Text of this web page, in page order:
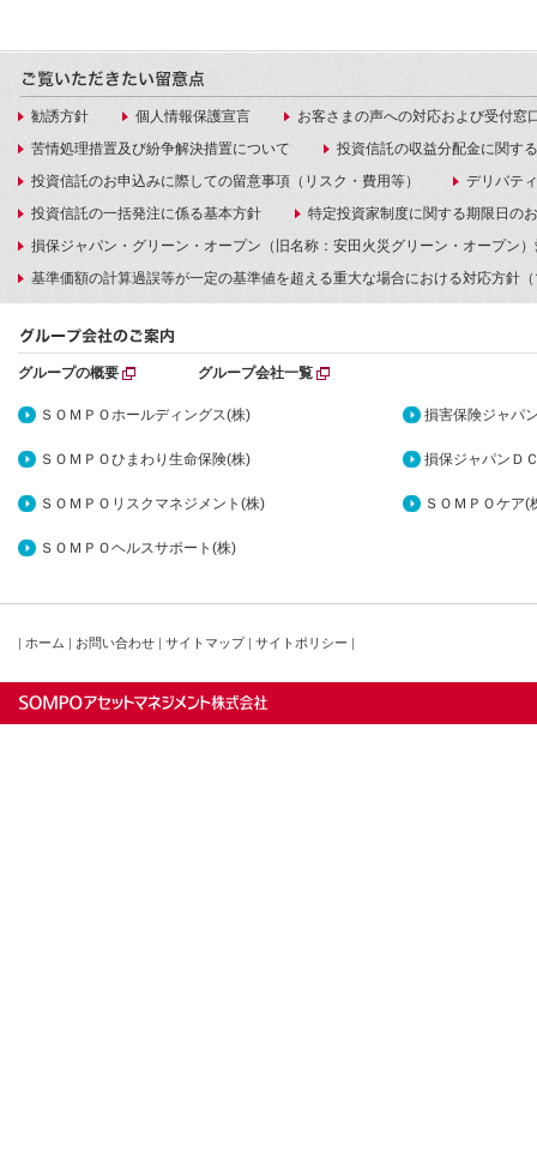
勧誘方針 個人情報保護宣言
お客さまの声への対応および受付窓
苦情処理措置及び紛争解決措置について
投資信託の収益分配金に関す
投資信託のお申込みに際しての留意事項（リスク・費用等）
デリバテ
投資信託の一括発注に係る基本方針
特定投資家制度に関する期限日の
損保ジャパン・グリーン・オープン（旧名称：安田火災グリーン・オープン
基準価額の計算過誤等が一定の基準値を超える重大な場合における対応方針
グループの概要 グループ会社一覧
ＳＯＭＰＯホールディングス(株) 損害保険ジャパ
ＳＯＭＰＯひまわり生命保険(株) 損保ジャパンＤ
ＳＯＭＰＯリスクマネジメント(株) ＳＯＭＰＯケア(
ＳＯＭＰＯヘルスサポート(株)
ホーム お問い合わせ サイトマップ サイトポリシー